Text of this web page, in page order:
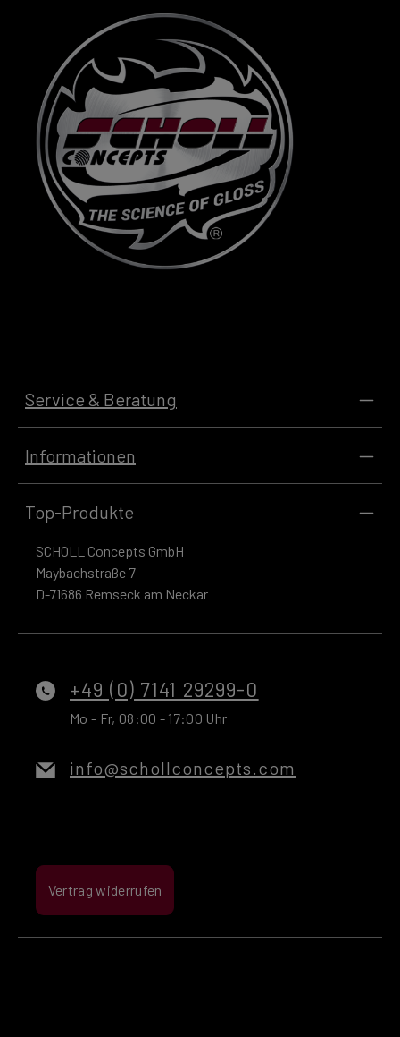
SCHOLL Concepts GmbH
Maybachstraße 7
D-71686 Remseck am Neckar
+49 (0) 7141 29299-0
Mo - Fr, 08:00 - 17:00 Uhr
info@schollconcepts.com
Vertrag widerrufen
Service & Beratung
Informationen
Top-Produkte